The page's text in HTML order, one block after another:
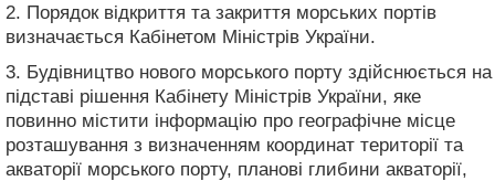
2. Порядок відкриття та закриття морських портів
визначається Кабінетом Міністрів України.
3. Будівництво нового морського порту здійснюється на
підставі рішення Кабінету Міністрів України, яке
повинно містити інформацію про географічне місце
розташування з визначенням координат території та
акваторії морського порту, планові глибини акваторії,